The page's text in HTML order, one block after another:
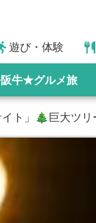
遊び・体験
牛★グルメ旅
ト」🎄巨大ツ